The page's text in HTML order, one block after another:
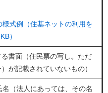
式例（住基ネットの利用を
）
書面（住民票の写し。ただ
が記載されていないもの）
（法人にあっては、その名